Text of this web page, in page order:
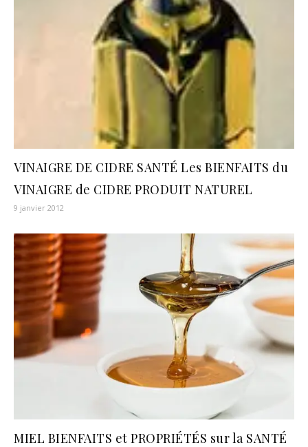
VINAIGRE DE CIDRE SANTÉ Les BIENFAITS du
VINAIGRE de CIDRE PRODUIT NATUREL
9 janvier 2012
MIEL BIENFAITS et PROPRIÉTÉS sur la SANTÉ